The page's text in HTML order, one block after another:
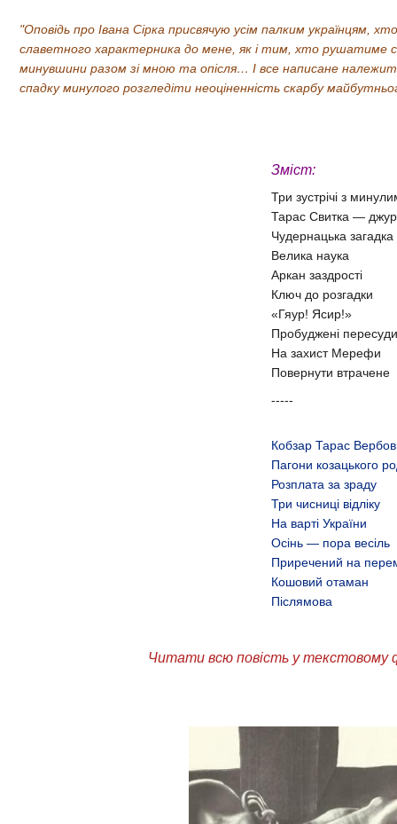
"Оповідь про Івана Сірка присвячую усім палким українцям,
славетного характерника до мене, як і тим, хто рушатиме
минувшини разом зі мною та опісля… І все написане
спадку минулого розгледіти неоціненність скарбу
Зміст:
Три зустрічі з
Тарас Свитка —
Чудернацька загадка
Велика наука
Аркан заздрості
Ключ до розгадки
«Гяур! Ясир!»
Пробуджені пересуди
На захист Мерефи
Повернути втрачене
-----
Кобзар Тарас
Пагони козацького
Розплата за зраду
Три чисниці відліку
На варті України
Осінь — пора весіль
Приречений на
Кошовий отаман
Післямова
Читати всю повість у текстовому